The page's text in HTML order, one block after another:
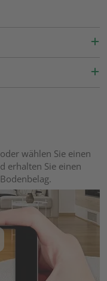
wählen Sie einen
erhalten Sie einen